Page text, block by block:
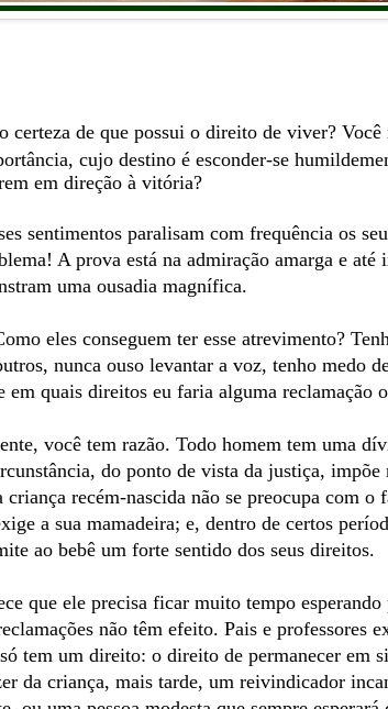
certeza de que possui o direito de viver? Você
cujo destino é esconder-se
em direção à vitória?
sentimentos paralisam com frequência os
A prova está na admiração amarga e até
uma ousadia magnífica.
eles conseguem ter esse atrevimento?
nunca ouso levantar a voz, tenho medo
em quais direitos eu faria alguma reclamação
você tem razão. Todo homem tem uma
do ponto de vista da justiça,
recém-nascida não se preocupa com
a sua mamadeira; e, dentro de certos
ao bebê um forte sentido dos seus direitos.
que ele precisa ficar muito tempo esperando
não têm efeito. Pais e professores
tem um direito: o direito de permanecer em
da criança, mais tarde, um reivindicador